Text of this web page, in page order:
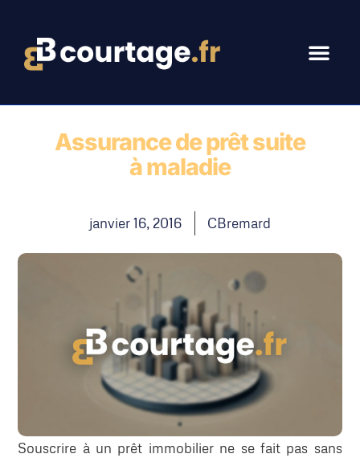
Assurance de prêt suite
à maladie
janvier 16, 2016 CBremard
Souscrire à un prêt immobilier ne se fait pas sans